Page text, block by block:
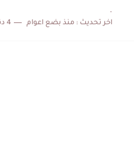
.
اخر تحديث :منذ بضع اعوام 4 دقائق للقراءة